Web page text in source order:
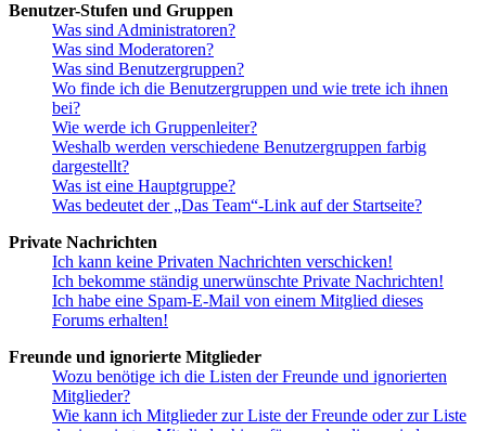
Benutzer-Stufen und Gruppen
Was sind Administratoren?
Was sind Moderatoren?
Was sind Benutzergruppen?
Wo finde ich die Benutzergruppen und wie trete ich ihnen
bei?
Wie werde ich Gruppenleiter?
Weshalb werden verschiedene Benutzergruppen farbig
dargestellt?
Was ist eine Hauptgruppe?
Was bedeutet der „Das Team“-Link auf der Startseite?
Private Nachrichten
Ich kann keine Privaten Nachrichten verschicken!
Ich bekomme ständig unerwünschte Private Nachrichten!
Ich habe eine Spam-E-Mail von einem Mitglied dieses
Forums erhalten!
Freunde und ignorierte Mitglieder
Wozu benötige ich die Listen der Freunde und ignorierten
Mitglieder?
Wie kann ich Mitglieder zur Liste der Freunde oder zur Liste